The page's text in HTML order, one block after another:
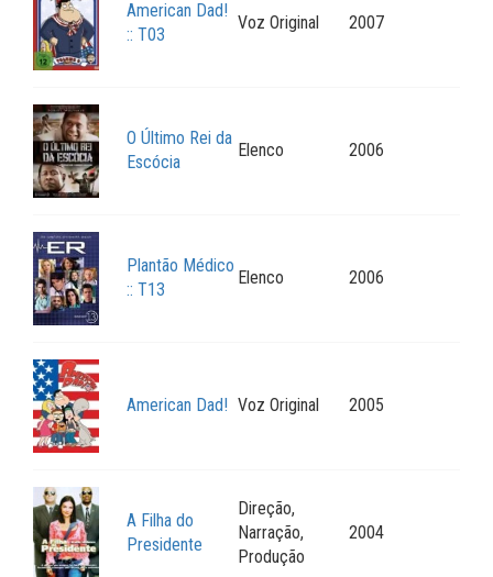
American Dad!
:: T03
Voz Original 2007
O Último Rei da
Escócia
Elenco 2006
Plantão Médico
:: T13
Elenco 2006
American Dad! Voz Original 2005
A Filha do
Presidente
Direção,
Narração,
Produção
2004